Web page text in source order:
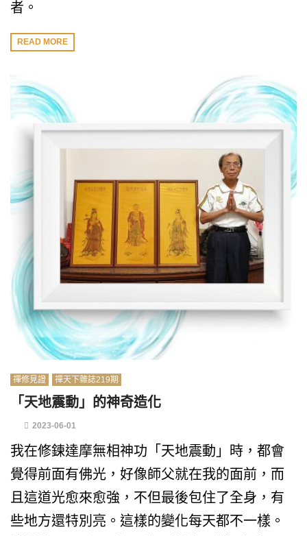
者。
READ MORE
禪修見證 禪天下雜誌219期
「天地震動」的神奇造化
2023-06-01
我在修鍊達摩無相神功「天地震動」時，都會
覺得前面有佛光，好像師父就在我的面前，而
且這道光愈來愈強，不但最後包住了全身，有
些地方還特別亮。這樣的變化每天都不一樣。